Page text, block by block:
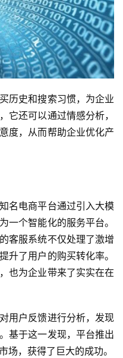
历史和搜索习惯，为企业
它还可以通过情感分析，
度，从而帮助企业优化产
名电商平台通过引入大模
一个智能化的服务平台。
客服系统不仅处理了激增
升了用户的购买转化率。
也为企业带来了实实在在
用户反馈进行分析，发现
基于这一发现，平台推出
场，获得了巨大的成功。